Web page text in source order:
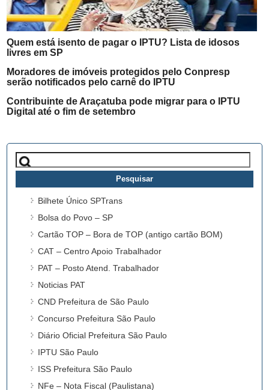
Quem está isento de pagar o IPTU? Lista de idosos
livres em SP
Moradores de imóveis protegidos pelo Conpresp
serão notificados pelo carnê do IPTU
Contribuinte de Araçatuba pode migrar para o IPTU
Digital até o fim de setembro
Pesquisar
por:
Bilhete Único SPTrans
Bolsa do Povo – SP
Cartão TOP – Bora de TOP (antigo cartão BOM)
CAT – Centro Apoio Trabalhador
PAT – Posto Atend. Trabalhador
Noticias PAT
CND Prefeitura de São Paulo
Concurso Prefeitura São Paulo
Diário Oficial Prefeitura São Paulo
IPTU São Paulo
ISS Prefeitura São Paulo
NFe – Nota Fiscal (Paulistana)